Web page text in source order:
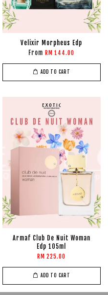
Velixir Morpheus Edp
From RM 144.00
ADD TO CART
Armaf Club De Nuit Woman
Edp 105ml
RM 225.00
ADD TO CART